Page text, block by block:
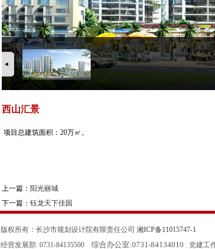
西山汇景
项目总建筑面积：20万㎡。
上一篇： 阳光丽城
下一篇： 钰龙天下佳园
版权所有：长沙市规划设计院有限责任公司 湘ICP备11015747-1
经营发展部: 0731-84135500 综合办公室:0731-84134010 党建工